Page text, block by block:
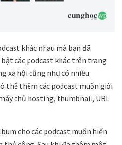
khác nhau mà bạn đã
các podcast khác trên trang
xã hội cũng như có nhiều
thể thêm các podcast muốn giới
chủ hosting, thumbnail, URL
cho các podcast muốn hiển